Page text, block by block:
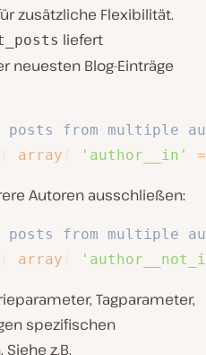
zusätzliche Flexibilität.
liefert
neuesten Blog-Einträge
from multiple
array 'author__in'
Autoren ausschließen:
from multiple
array
Tagparameter,
spezifischen
z.B.